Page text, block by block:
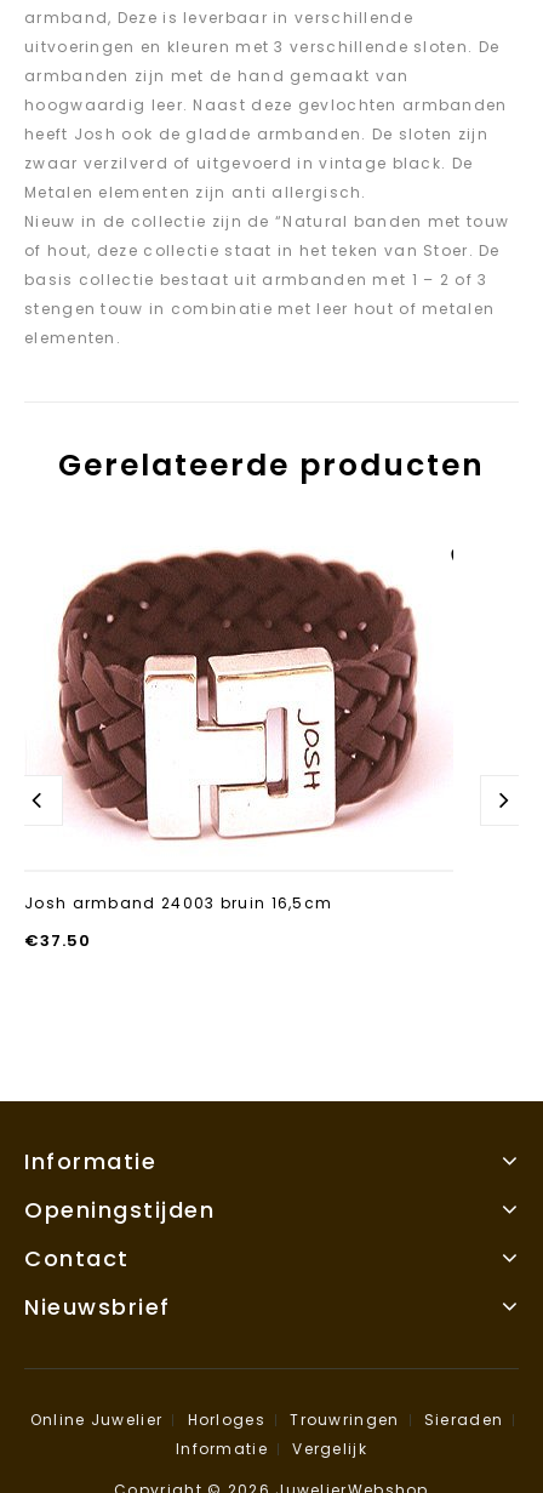
armband, Deze is leverbaar in verschillende
uitvoeringen en kleuren met 3 verschillende sloten. De
armbanden zijn met de hand gemaakt van
hoogwaardig leer. Naast deze gevlochten armbanden
heeft Josh ook de gladde armbanden. De sloten zijn
zwaar verzilverd of uitgevoerd in vintage black. De
Metalen elementen zijn anti allergisch.
Nieuw in de collectie zijn de “Natural banden met touw
of hout, deze collectie staat in het teken van Stoer. De
basis collectie bestaat uit armbanden met 1 – 2 of 3
stengen touw in combinatie met leer hout of metalen
elementen.
Gerelateerde producten
Josh armband 24003 bruin 16,5cm
€37.50
Informatie
Openingstijden
Contact
Nieuwsbrief
Online Juwelier Horloges Trouwringen
Sieraden
Informatie
Vergelijk